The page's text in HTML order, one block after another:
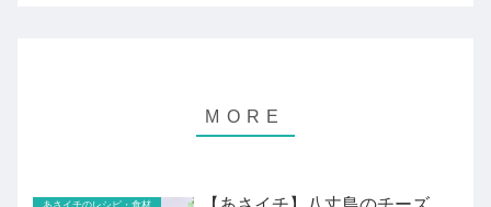
あさイチのレシピ・食材